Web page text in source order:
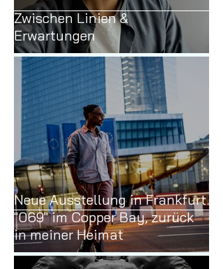
Zwischen Linien &
Erwartungen
Neue Ausstellung in Frankfurt
"069" im Copper Bay, zurück
in meiner Heimat